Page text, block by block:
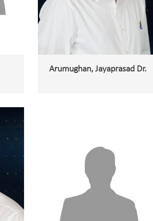
Arumughan, Jayaprasad Dr.